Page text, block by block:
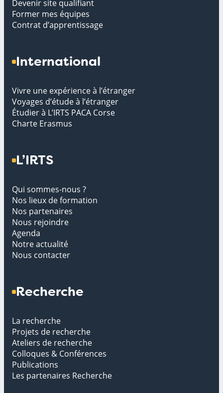
Devenir site qualifiant
Former mes équipes
Contrat d’apprentissage
International
Vivre une expérience à l’étranger
Voyages d’étude à l’étranger
Étudier à L’IRTS PACA Corse
Charte Erasmus
L’IRTS
Qui sommes-nous ?
Nos lieux de formation
Nos partenaires
Nous rejoindre
Agenda
Notre actualité
Nous contacter
Recherche
La recherche
Projets de recherche
Ateliers de recherche
Colloques & Conférences
Publications
Les partenaires Recherche